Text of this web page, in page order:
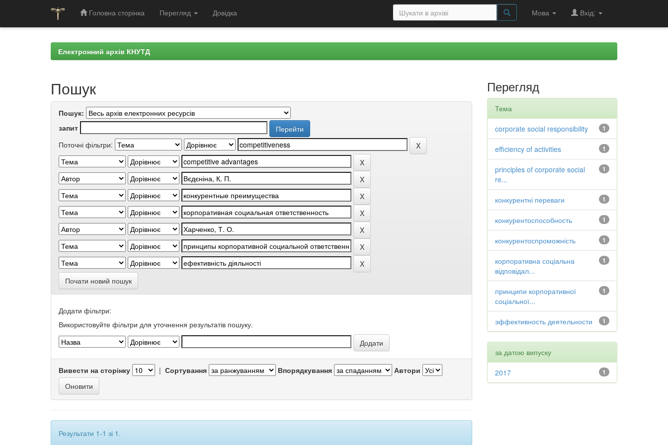
Головна сторінка Перегляд Довідка Мова Вхід:
Електронний архів КНУТД
Пошук
Пошук:
запит
Поточні фільтри:
Почати новий пошук
Додати фільтри:
Використовуйте фільтри для уточнення результатів пошуку.
Вивести на сторінку | Сортування Впорядкування Автори
Результати 1-1 зі 1.
Перегляд
Тема
1
corporate social responsibility
1
efficiency of activities
1
principles of corporate social
re...
1
конкурентні переваги
1
конкурентоспособность
1
конкурентоспроможність
1
корпоративна соціальна
відповідал...
1
принципи корпоративної
соціальної...
1
эффективность деятельности
за датою випуску
1
2017